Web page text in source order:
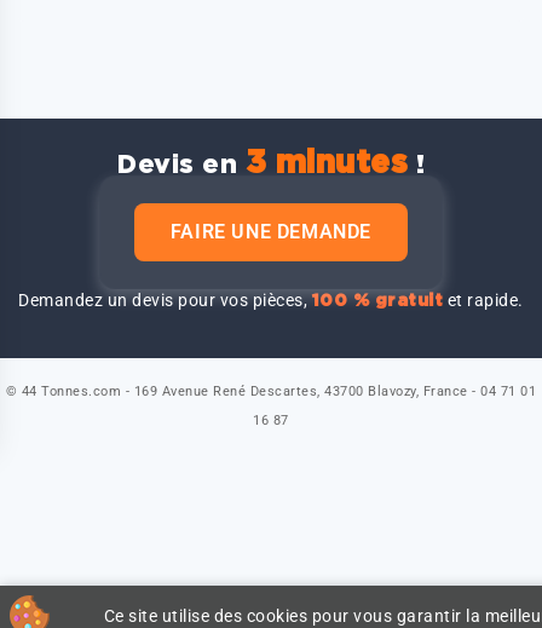
Devis en 3 minutes !
FAIRE UNE DEMANDE
Demandez un devis pour vos pièces,100 % gratuit et rapide.
Ce site utilise des cookies pour vous garantir la
© 44 Tonnes.com - 169 Avenue René Descartes, 43700 Blavozy, France - 04 71 01
16 87